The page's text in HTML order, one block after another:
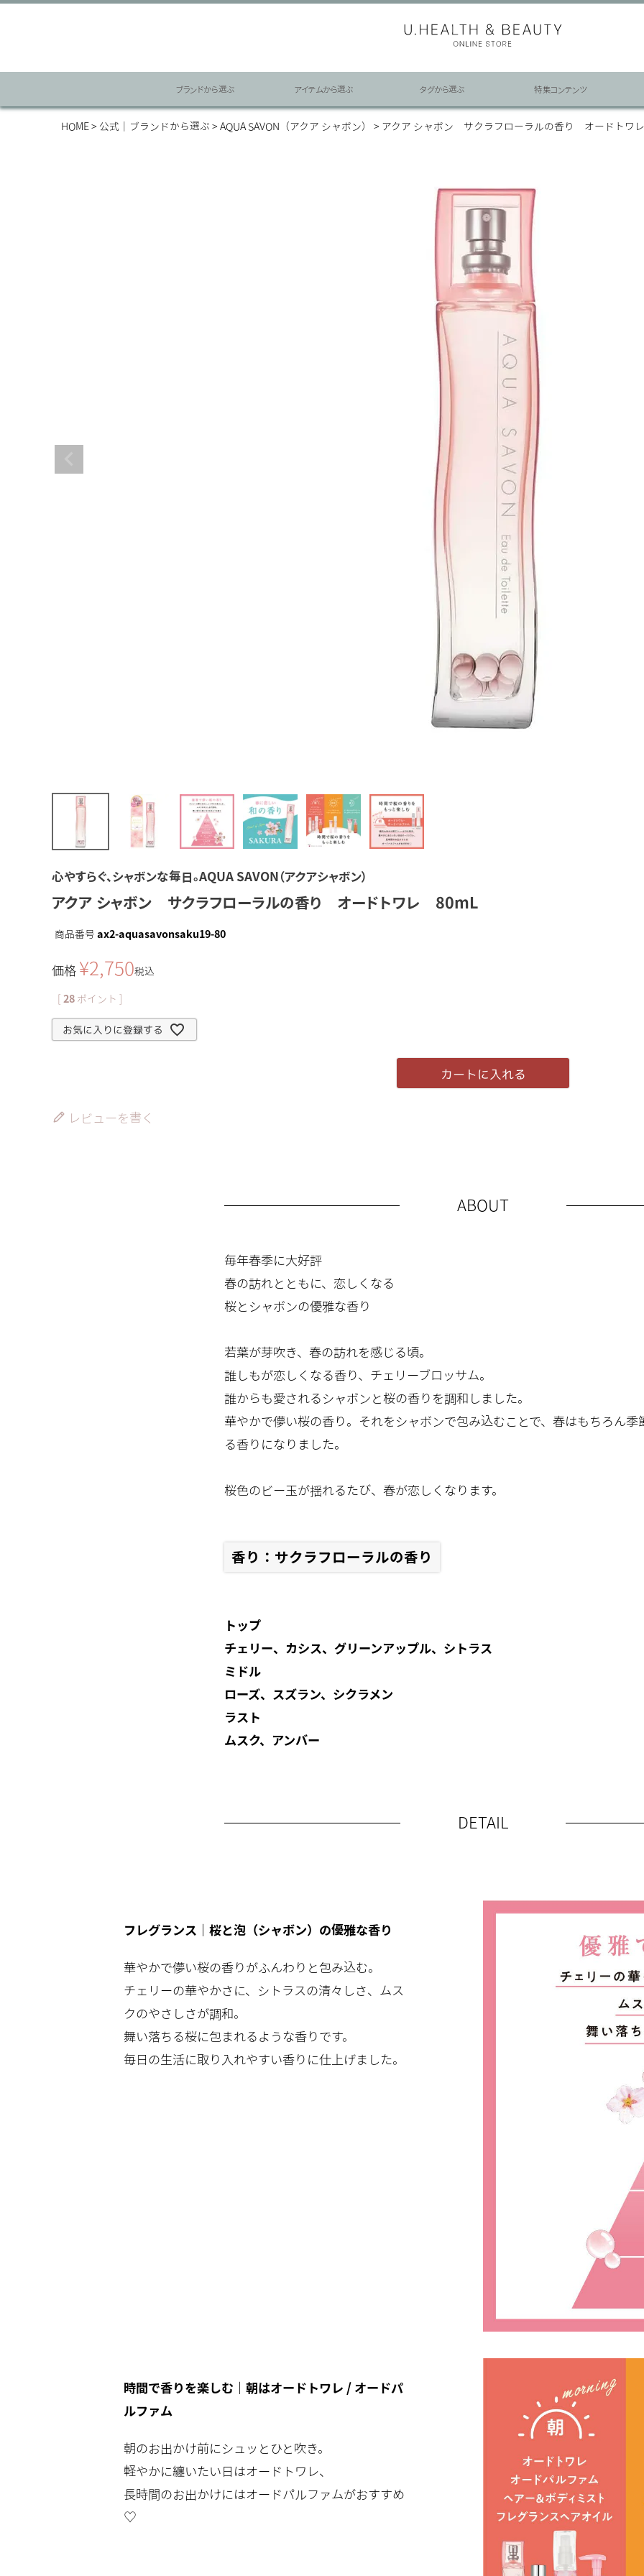
ブランドから選ぶ アイテムから選ぶ タグから選ぶ 特集コンテンツ
HOME 公式｜ブランドから選ぶ AQUA SAVON（アクア シャボン） アクア シャボン サクラフローラルの香り オードトワ
心やすらぐ、シャボンな毎日。AQUA SAVON（アクアシャボン）
アクア シャボン サクラフローラルの香り オードトワレ 80mL
商品番号 ax2-aquasavonsaku19-80
価格 ¥2,750税込
28 ポイント ]
お気に入りに登録する
カートに入れる
レビューを書く
ABOUT
毎年春季に大好評
春の訪れとともに、恋しくなる
桜とシャボンの優雅な香り
若葉が芽吹き、春の訪れを感じる頃。
誰しもが恋しくなる香り、チェリーブロッサム。
誰からも愛されるシャボンと桜の香りを調和しました。
華やかで儚い桜の香り。それをシャボンで包み込むことで、春はもちろん季
る香りになりました。
桜色のビー玉が揺れるたび、春が恋しくなります。
香り：サクラフローラルの香り
トップ
チェリー、カシス、グリーンアップル、シトラス
ミドル
ローズ、スズラン、シクラメン
ラスト
ムスク、アンバー
DETAIL
フレグランス｜桜と泡（シャボン）の優雅な香り
華やかで儚い桜の香りがふんわりと包み込む。
チェリーの華やかさに、シトラスの清々しさ、ムス
クのやさしさが調和。
舞い落ちる桜に包まれるような香りです。
毎日の生活に取り入れやすい香りに仕上げました。
時間で香りを楽しむ｜朝はオードトワレ / オードパ
ルファム
朝のお出かけ前にシュッとひと吹き。
軽やかに纏いたい日はオードトワレ、
長時間のお出かけにはオードパルファムがおすすめ
♡